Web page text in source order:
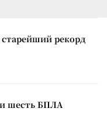
рекорд
шесть БПЛА